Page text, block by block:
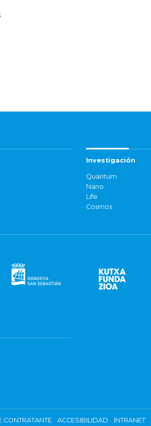
Investigación
Quantum
Nano
Life
Cosmos
CONTRATANTE ACCESIBILIDAD INTRANET